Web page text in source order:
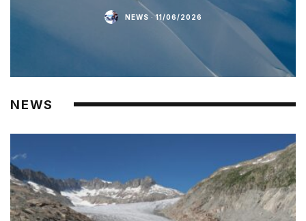
NEWS · 11/06/2026
NEWS